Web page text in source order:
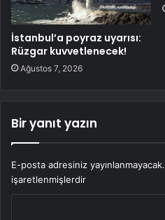
İstanbul’a poyraz uyarısı:
Rüzgar kuvvetlenecek!
Ağustos 7, 2026
Bir yanıt yazın
E-posta adresiniz yayınlanmayacak.
işaretlenmişlerdir